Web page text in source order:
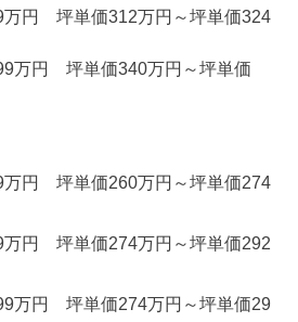
円 坪単価312万円～坪単価324
万円 坪単価340万円～坪単価
円 坪単価260万円～坪単価274
円 坪単価274万円～坪単価292
万円 坪単価274万円～坪単価29